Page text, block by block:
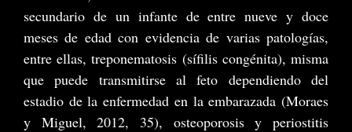
secundario de un infante de entre nueve y doce
meses de edad con evidencia de varias patologías,
entre ellas, treponematosis (sífilis congénita), misma
que puede transmitirse al feto dependiendo del
estadio de la enfermedad en la embarazada (Moraes
y Miguel, 2012, 35), osteoporosis y periostitis